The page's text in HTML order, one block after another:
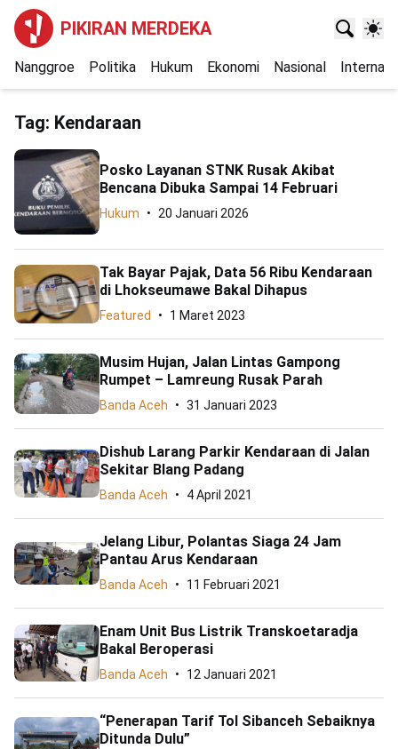
PIKIRAN MERDEKA
Nanggroe Politika Hukum Ekonomi Nasional
Tag: Kendaraan
Posko Layanan STNK Rusak Akibat
Bencana Dibuka Sampai 14 Februari
Hukum 20 Januari 2026
Tak Bayar Pajak, Data 56 Ribu Kendaraan
di Lhokseumawe Bakal Dihapus
Featured 1 Maret 2023
Musim Hujan, Jalan Lintas Gampong
Rumpet – Lamreung Rusak Parah
Banda Aceh 31 Januari 2023
Dishub Larang Parkir Kendaraan di Jalan
Sekitar Blang Padang
Banda Aceh 4 April 2021
Jelang Libur, Polantas Siaga 24 Jam
Pantau Arus Kendaraan
Banda Aceh 11 Februari 2021
Enam Unit Bus Listrik Transkoetaradja
Bakal Beroperasi
Banda Aceh 12 Januari 2021
“Penerapan Tarif Tol Sibanceh Sebaiknya
Ditunda Dulu”